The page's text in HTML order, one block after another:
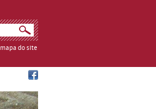
mapa do site